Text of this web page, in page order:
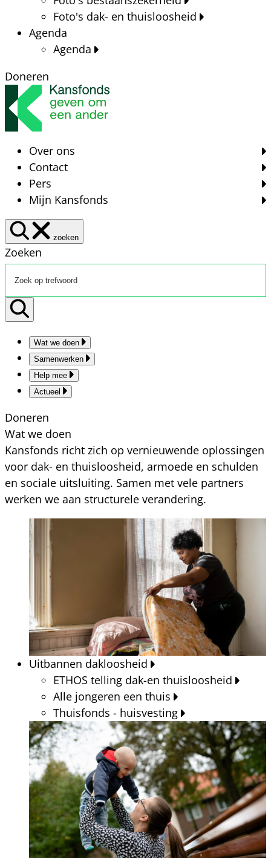
Foto's dak- en thuisloosheid
Agenda
Agenda
Doneren
Over ons
Contact
Pers
Mijn Kansfonds
zoeken
Zoeken
Wat we doen
Samenwerken
Help mee
Actueel
Doneren
Wat we doen
Kansfonds richt zich op vernieuwende oplossingen
voor dak- en thuisloosheid, armoede en schulden
en sociale uitsluiting. Samen met vele partners
werken we aan structurele verandering.
Uitbannen dakloosheid
ETHOS telling dak-en thuisloosheid
Alle jongeren een thuis
Thuisfonds - huisvesting